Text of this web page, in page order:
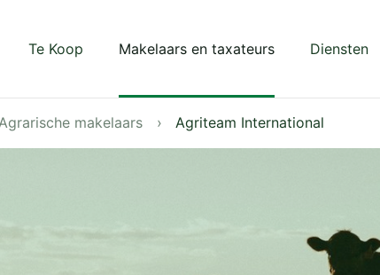
Te Koop Makelaars en taxateurs Diensten
Off
makelaars Agriteam International